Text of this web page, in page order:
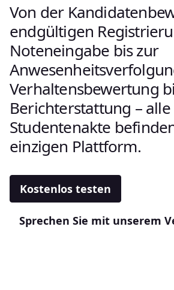
Von der
endgültigen
Noteneingabe bis zur
Verhaltensbewertung
Berichterstattung –
Studentenakte
einzigen Plattform.
Kostenlos testen
Sprechen Sie mit unserem